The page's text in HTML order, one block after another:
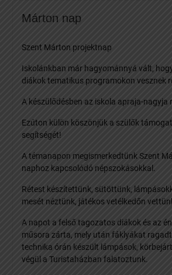
Márton nap
Szent Márton projektnap
Iskolánkban már hagyománnyá vált,
diákok tematikus programokon vesznek
A készülődésben az iskola apraja-nagyja
Ezúton külön köszönjük a szülők
segítségét!
Atémanapon megismerkedtünk Szent
naphoz kapcsolódó népszokásokkal.
Rétest készítettünk, sütöttünk,
mesét néztünk, játékos vetélkedőn
A napot a felső tagozatos diákok és az
műsora zárta, mely után fáklyákat
technika órán készült lámpások,
végül a Turistaházban falatoztunk.